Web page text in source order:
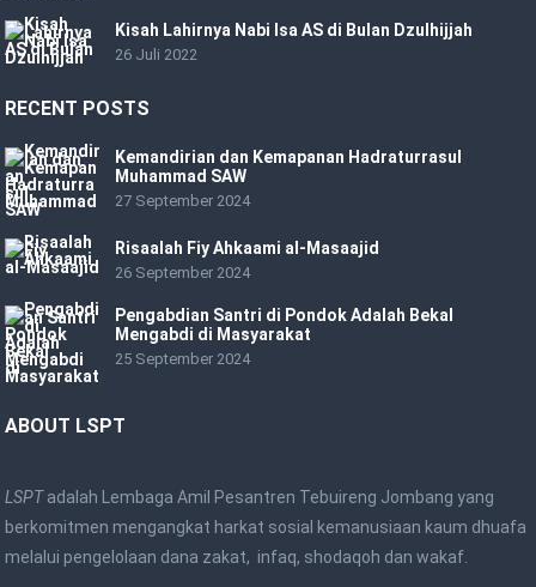
Kisah Lahirnya Nabi Isa AS di Bulan Dzulhijjah
26 Juli 2022
RECENT POSTS
Kemandirian dan Kemapanan Hadraturrasul
Muhammad SAW
27 September 2024
Risaalah Fiy Ahkaami al-Masaajid
26 September 2024
Pengabdian Santri di Pondok Adalah Bekal
Mengabdi di Masyarakat
25 September 2024
ABOUT LSPT
LSPTadalah Lembaga Amil Pesantren Tebuireng Jombang yang
berkomitmen mengangkat harkat sosial kemanusiaan kaum dhuafa
melalui pengelolaan dana zakat, infaq, shodaqoh dan wakaf.